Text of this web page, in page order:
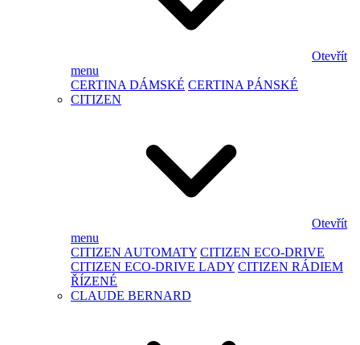
Otevřít
menu
CERTINA DÁMSKÉ CERTINA PÁNSKÉ
CITIZEN
Otevřít
menu
CITIZEN AUTOMATY CITIZEN ECO-DRIVE
CITIZEN ECO-DRIVE LADY CITIZEN RÁDIEM
ŘÍZENÉ
CLAUDE BERNARD